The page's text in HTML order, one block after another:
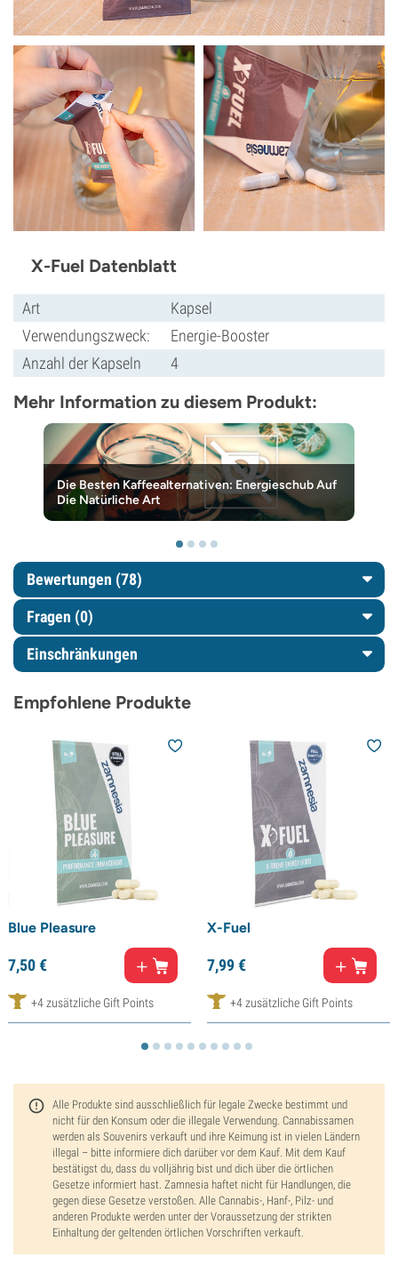
X-Fuel Datenblatt
Art
Kapsel
Verwendungszweck:
Energie-Booster
Anzahl der Kapseln
4
Mehr Information zu diesem Produkt:
Die Besten Kaffeealternativen: Energieschub Auf
Die Natürliche Art
Bewertungen (78)
Fragen (0)
Einschränkungen
Empfohlene Produkte
Blue Pleasure
7,50€
+4 zusätzliche Gift Points
X-Fuel
7,99€
+4 zusätzliche Gift Points
Alle Produkte sind ausschließlich für legale Zwecke bestimmt und
nicht für den Konsum oder die illegale Verwendung. Cannabissamen
werden als Souvenirs verkauft und ihre Keimung ist in vielen Ländern
illegal – bitte informiere dich darüber vor dem Kauf. Mit dem Kauf
bestätigst du, dass du volljährig bist und dich über die örtlichen
Gesetze informiert hast. Zamnesia haftet nicht für Handlungen, die
gegen diese Gesetze verstoßen. Alle Cannabis-, Hanf-, Pilz- und
anderen Produkte werden unter der Voraussetzung der strikten
Einhaltung der geltenden örtlichen Vorschriften verkauft.